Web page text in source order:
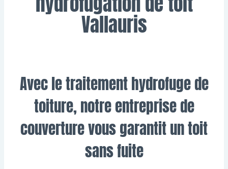
Vallauris
Avec le traitement hydrofuge de
toiture, notre entreprise de
couverture vous garantit un toit
sans fuite